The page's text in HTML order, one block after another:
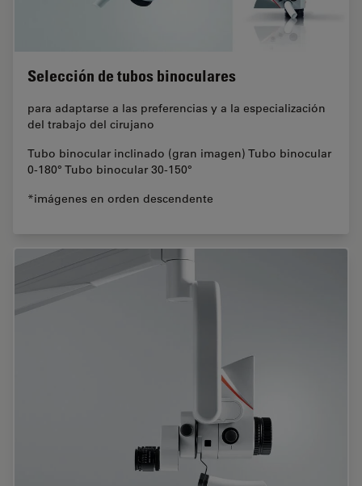
Selección de tubos binoculares
para adaptarse a las preferencias y a la especialización
del trabajo del cirujano
Tubo binocular inclinado (gran imagen) Tubo binocular
0-180° Tubo binocular 30-150°
*imágenes en orden descendente